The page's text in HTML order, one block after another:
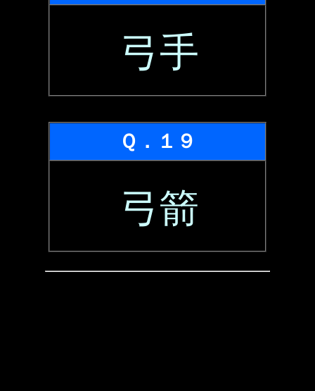
弓手
Ｑ．１９
弓箭